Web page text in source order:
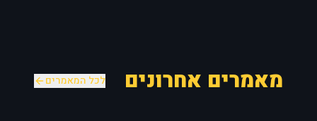
מאמרים אחרונים לכל המאמרים